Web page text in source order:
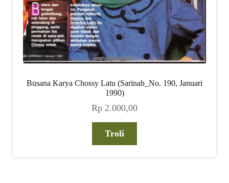
Busana Karya Chossy Latu (Sarinah_No. 190, Januari
1990)
Rp 2.000,00
Troli